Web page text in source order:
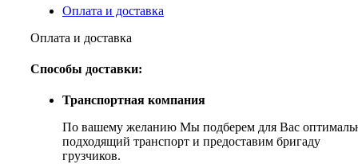
Оплата и доставка
Оплата и доставка
Способы доставки:
Транспортная компания
По вашему желанию Мы подберем для Вас
подходящий транспорт и предоставим бригаду
грузчиков.